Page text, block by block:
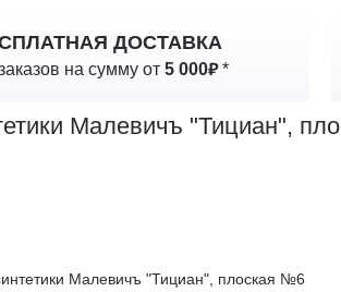
ДОСТАВКА
на сумму от5 000₽*
Малевичъ "Тициан",
Малевичъ "Тициан", плоская №6